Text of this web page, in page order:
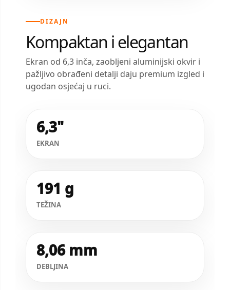
DIZAJN
Kompaktan i elegantan
Ekran od 6,3 inča, zaobljeni aluminijski okvir i
pažljivo obrađeni detalji daju premium izgled i
ugodan osjećaj u ruci.
6,3"
EKRAN
191 g
TEŽINA
8,06 mm
DEBLJINA